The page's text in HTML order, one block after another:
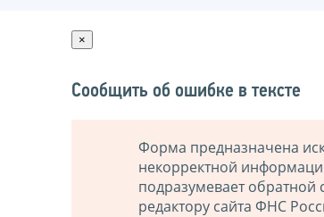
×
Сообщить об ошибке в тексте
Форма предназначена
некорректной
подразумевает
редактору сайта ФНС